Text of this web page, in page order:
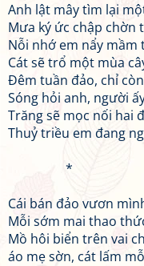
Anh lật mây tìm lại
Mưa ký ức chập chờn
Nỗi nhớ em nẩy mầm
Cát sẽ trổ một mùa
Đêm tuần đảo, chỉ
Sóng hỏi anh, người
Trăng sẽ mọc nối hai
Thuỷ triều em đang
*
Cái bán đảo vươn
Mỗi sớm mai thao
Mồ hôi biển trên vai
áo mẹ sờn, cát lấm